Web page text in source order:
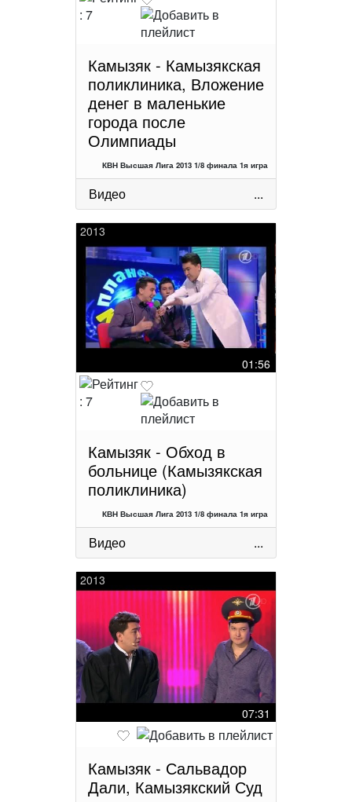
Камызяк - Камызякская
поликлиника, Вложение
денег в маленькие
города после
Олимпиады
КВН Высшая Лига 2013 1/8 финала 1я игра
Видео ...
2013
01:56
Камызяк - Обход в
больнице (Камызякская
поликлиника)
КВН Высшая Лига 2013 1/8 финала 1я игра
Видео ...
2013
07:31
Камызяк - Сальвадор
Дали, Камызякский Суд